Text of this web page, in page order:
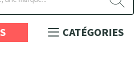
CATÉGORIES